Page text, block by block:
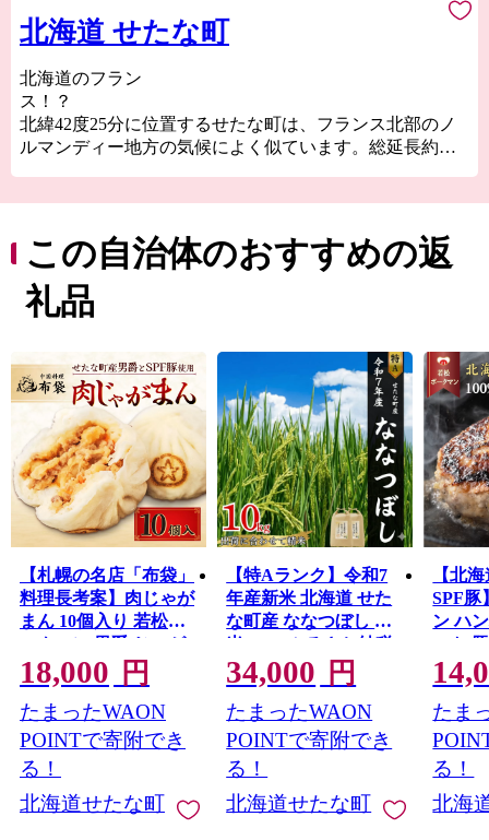
北海道 せたな町
北海道のフラン
ス
北緯42度25分に位置するせたな町は、フランス北部のノ
ルマンディー地方の気候によく似ています。総延長約
ネラルたっぷりな潮風が運ばれてくる牧場では牛がゆっ
たり草を食み、その牛から採れた生乳でチーズやヨーグ
ルトを作っています。
町の中心部には何度も清流日本一に輝く一級河川後志利
が川をのぼります。そんな大自然に育まれた食や文化を
知っていただくきっかけにふるさと納税をぜひご活用く
ださい。
この自治体のおすすめの返
礼品
【札幌の名店「布袋」
料理長考案】肉じゃが
まん 10個入り 若松ポ
ークマン 男爵 じゃが
いも SPF豚 豚肉 個包
装 冷凍 北海道産 せた
な町 ふるさと納税
18,000 円
たまったWAON
POINTで寄附でき
る！
北海道せたな町
【特Aランク】令和7
年産新米 北海道 せた
な町産 ななつぼし 精
米 10kg ふるさと納税
34,000 円
たまったWAON
POINTで寄附でき
る！
北海道せたな町
【北
SPF豚
ン ハ
ット 豚
豚 肉
な町
たま
る！
北海